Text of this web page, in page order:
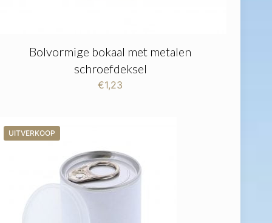
Bolvormige bokaal met metalen
schroefdeksel
€1,23
UITVERKOOP